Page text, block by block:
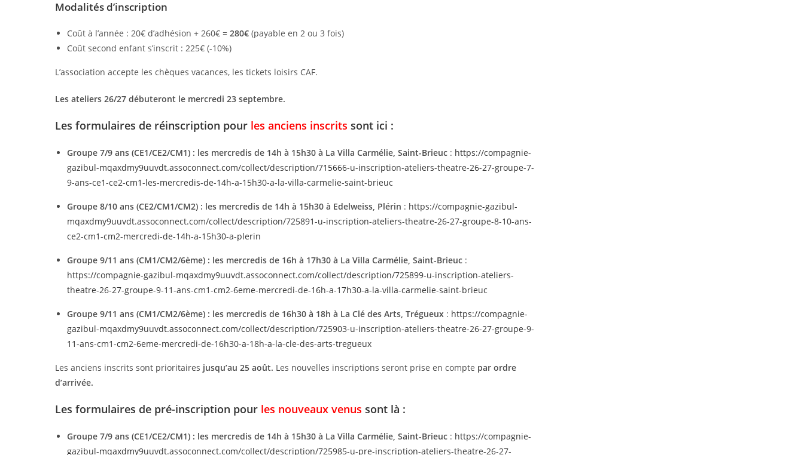
Modalités d’inscription
Coût à l’année : 20€ d’adhésion + 260€ = 280€ (payable en 2 ou 3 fois)
Coût second enfant s’inscrit : 225€ (-10%)
L’association accepte les chèques vacances, les tickets loisirs CAF.
Les ateliers 26/27 débuteront le mercredi 23 septembre.
Les formulaires de réinscription pour les anciens inscrits sont ici :
Groupe 7/9 ans (CE1/CE2/CM1) : les mercredis de 14h à 15h30 à La Villa Carmélie, Saint-Brieuc : https://compagnie-
gazibul-mqaxdmy9uuvdt.assoconnect.com/collect/description/715666-u-inscription-ateliers-theatre-26-27-groupe-7-
9-ans-ce1-ce2-cm1-les-mercredis-de-14h-a-15h30-a-la-villa-carmelie-saint-brieuc
Groupe 8/10 ans (CE2/CM1/CM2) : les mercredis de 14h à 15h30 à Edelweiss, Plérin : https://compagnie-gazibul-
mqaxdmy9uuvdt.assoconnect.com/collect/description/725891-u-inscription-ateliers-theatre-26-27-groupe-8-10-ans-
ce2-cm1-cm2-mercredi-de-14h-a-15h30-a-plerin
Groupe 9/11 ans (CM1/CM2/6ème) : les mercredis de 16h à 17h30 à La Villa Carmélie, Saint-Brieuc :
https://compagnie-gazibul-mqaxdmy9uuvdt.assoconnect.com/collect/description/725899-u-inscription-ateliers-
theatre-26-27-groupe-9-11-ans-cm1-cm2-6eme-mercredi-de-16h-a-17h30-a-la-villa-carmelie-saint-brieuc
Groupe 9/11 ans (CM1/CM2/6ème) : les mercredis de 16h30 à 18h à La Clé des Arts, Trégueux : https://compagnie-
gazibul-mqaxdmy9uuvdt.assoconnect.com/collect/description/725903-u-inscription-ateliers-theatre-26-27-groupe-9-
11-ans-cm1-cm2-6eme-mercredi-de-16h30-a-18h-a-la-cle-des-arts-tregueux
Les anciens inscrits sont prioritaires jusqu’au 25 août. Les nouvelles inscriptions seront prise en compte par ordre
d’arrivée.
Les formulaires de pré-inscription pour les nouveaux venus sont là :
Groupe 7/9 ans (CE1/CE2/CM1) : les mercredis de 14h à 15h30 à La Villa Carmélie, Saint-Brieuc : https://compagnie-
gazibul-mqaxdmy9uuvdt.assoconnect.com/collect/description/725985-u-pre-inscription-ateliers-theatre-26-27-